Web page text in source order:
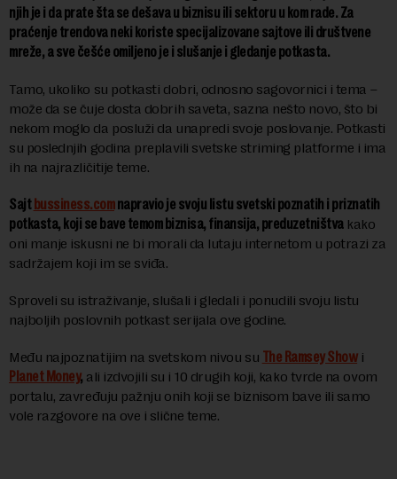
njih je i da prate šta se dešava u biznisu ili sektoru u kom rade. Za
praćenje trendova neki koriste specijalizovane sajtove ili društvene
mreže, a sve češće omiljeno je i slušanje i gledanje potkasta.
Tamo, ukoliko su potkasti dobri, odnosno sagovornici i tema –
može da se čuje dosta dobrih saveta, sazna nešto novo, što bi
nekom moglo da posluži da unapredi svoje poslovanje. Potkasti
su poslednjih godina preplavili svetske striming platforme i ima
ih na najrazličitije teme.
Sajt bussiness.comnapravio je svoju listu svetski poznatih i priznatih
potkasta, koji se bave temom biznisa, finansija, preduzetništvakako
oni manje iskusni ne bi morali da lutaju internetom u potrazi za
sadržajem koji im se sviđa.
Sproveli su istraživanje, slušali i gledali i ponudili svoju listu
najboljih poslovnih potkast serijala ove godine.
Među najpoznatijim na svetskom nivou su The Ramsey Showi
Planet Money, ali izdvojili su i 10 drugih koji, kako tvrde na ovom
portalu, zavređuju pažnju onih koji se biznisom bave ili samo
vole razgovore na ove i slične teme.